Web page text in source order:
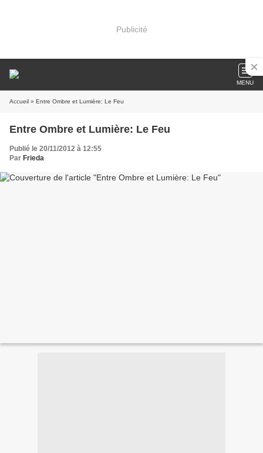
Publicité
MENU
Accueil » Entre Ombre et Lumière: Le Feu
Entre Ombre et Lumière: Le Feu
Publié le 20/11/2012 à 12:55
Par Frieda